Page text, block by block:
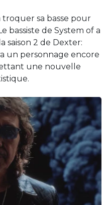
troquer sa basse pour
bassiste de System of a
saison 2 de Dexter:
un personnage encore
une nouvelle